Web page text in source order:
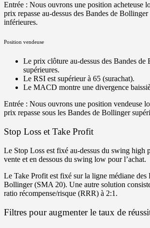
Entrée : Nous ouvrons une position acheteuse
prix repasse au-dessus des Bandes de Bollinger
inférieures.
Position vendeuse
Le prix clôture au-dessus des Bandes de
supérieures.
Le RSI est supérieur à 65 (surachat).
Le MACD montre une divergence
Entrée : Nous ouvrons une position vendeuse
prix repasse sous les Bandes de Bollinger
Stop Loss et Take Profit
Le Stop Loss est fixé au-dessus du swing high
vente et en dessous du swing low pour l’achat.
Le Take Profit est fixé sur la ligne médiane des
Bollinger (SMA 20). Une autre solution
ratio récompense/risque (RRR) à 2:1.
Filtres pour augmenter le taux de